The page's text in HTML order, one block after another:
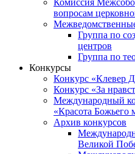
Комиссия
вопросам
Группа по
центров
Группа по
Конкурсы
Конкурс «Клевер
Конкурс «За
Международный
«Красота Божьего
Архив конкурсов
Великой